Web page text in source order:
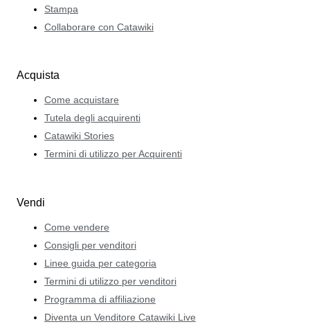
Stampa
Collaborare con Catawiki
Acquista
Come acquistare
Tutela degli acquirenti
Catawiki Stories
Termini di utilizzo per Acquirenti
Vendi
Come vendere
Consigli per venditori
Linee guida per categoria
Termini di utilizzo per venditori
Programma di affiliazione
Diventa un Venditore Catawiki Live